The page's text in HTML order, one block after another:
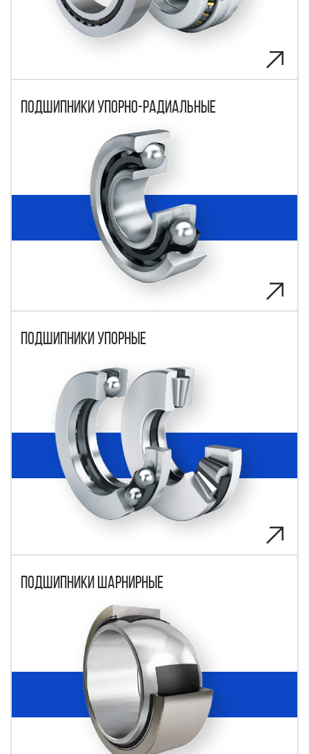
Подшипники упорно-радиальные
Подшипники упорные
Подшипники шарнирные